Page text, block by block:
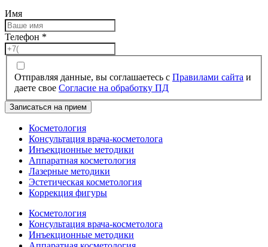
Имя
Телефон *
Отправляя данные, вы соглашаетесь с Правилами сайта и
даете свое Согласие на обработку ПД
Записаться на прием
Косметология
Консультация врача-косметолога
Инъекционные методики
Аппаратная косметология
Лазерные методики
Эстетическая косметология
Коррекция фигуры
Косметология
Консультация врача-косметолога
Инъекционные методики